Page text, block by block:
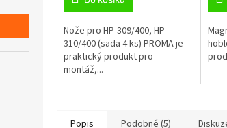
Nože pro HP-309/400, HP-
310/400 (sada 4 ks) PROMA je
praktický produkt pro
montáž,...
Popis Podobné (5)